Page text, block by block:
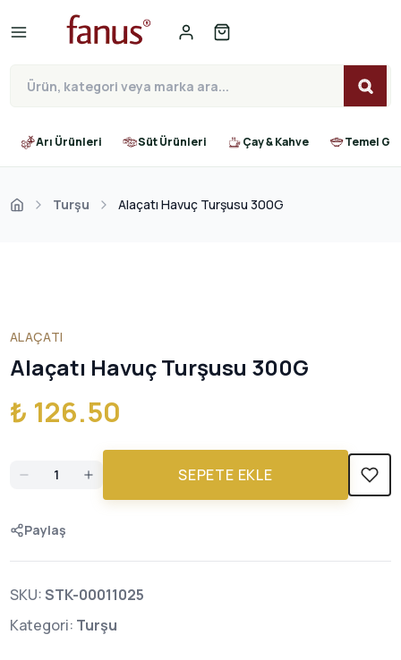
Arı Ürünleri Süt Ürünleri Çay & Kahve Temel
Turşu Alaçatı Havuç Turşusu 300G
ALAÇATI
Alaçatı Havuç Turşusu 300G
₺ 126.50
SEPETE EKLE
Paylaş
SKU:STK-00011025
Kategori: Turşu